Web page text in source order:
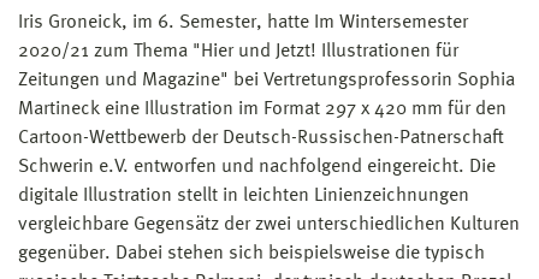
Iris Groneick, im 6. Semester, hatte Im Wintersemester
2020/21 zum Thema "Hier und Jetzt! Illustrationen für
Zeitungen und Magazine" bei Vertretungsprofessorin Sophia
Martineck eine Illustration im Format 297 x 420 mm für den
Cartoon-Wettbewerb der Deutsch-Russischen-Patnerschaft
Schwerin e.V. entworfen und nachfolgend eingereicht. Die
digitale Illustration stellt in leichten Linienzeichnungen
vergleichbare Gegensätz der zwei unterschiedlichen Kulturen
gegenüber. Dabei stehen sich beispielsweise die typisch